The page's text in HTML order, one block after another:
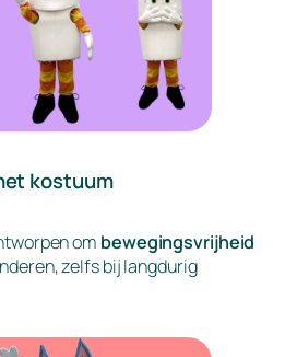
kostuum
om bewegingsvrijheid
zelfs bij langdurig